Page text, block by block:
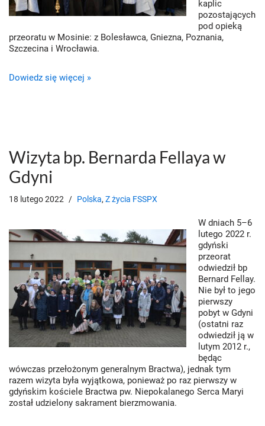
kaplic
pozostających
pod opieką
przeoratu w Mosinie: z Bolesławca, Gniezna, Poznania,
Szczecina i Wrocławia.
Dowiedz się więcej »
Wizyta bp. Bernarda Fellaya w
Gdyni
18 lutego 2022 Polska, Z życia FSSPX
W dniach 5–6
lutego 2022 r.
gdyński
przeorat
odwiedził bp
Bernard Fellay.
Nie był to jego
pierwszy
pobyt w Gdyni
(ostatni raz
odwiedził ją w
lutym 2012 r.,
będąc
wówczas przełożonym generalnym Bractwa), jednak tym
razem wizyta była wyjątkowa, ponieważ po raz pierwszy w
gdyńskim kościele Bractwa pw. Niepokalanego Serca Maryi
został udzielony sakrament bierzmowania.